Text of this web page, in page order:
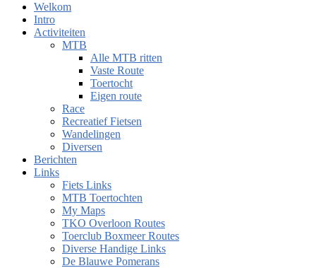
Welkom
Intro
Activiteiten
MTB
Alle MTB ritten
Vaste Route
Toertocht
Eigen route
Race
Recreatief Fietsen
Wandelingen
Diversen
Berichten
Links
Fiets Links
MTB Toertochten
My Maps
TKO Overloon Routes
Toerclub Boxmeer Routes
Diverse Handige Links
De Blauwe Pomerans